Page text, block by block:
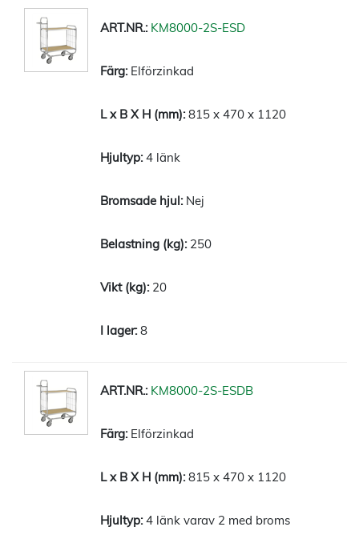
KM8000-2S-ESD
Elförzinkad
815 x 470 x 1120
4 länk
Nej
250
20
8
KM8000-2S-ESDB
Elförzinkad
815 x 470 x 1120
4 länk varav 2 med broms